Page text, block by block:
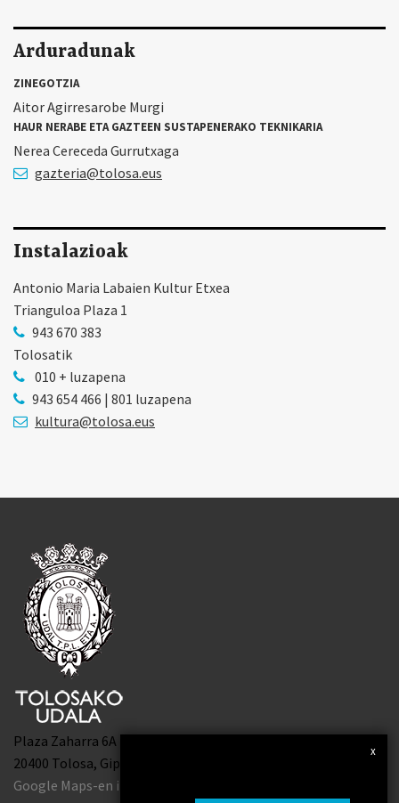
Arduradunak
ZINEGOTZIA
Aitor Agirresarobe Murgi
HAUR NERABE ETA GAZTEEN SUSTAPENERAKO TEKNIKARIA
Nerea Cereceda Gurrutxaga
gazteria@tolosa.eus
Instalazioak
Antonio Maria Labaien Kultur Etxea
Trianguloa Plaza 1
943 670 383
Tolosatik
010 + luzapena
943 654 466 | 801 luzapena
kultura@tolosa.eus
x
erabiltzailearen nabigazio lehentasunen arabera
Plaza Zaharra 6A
20400 Tolosa, Gipuzkoa
Google Maps-en ikusi